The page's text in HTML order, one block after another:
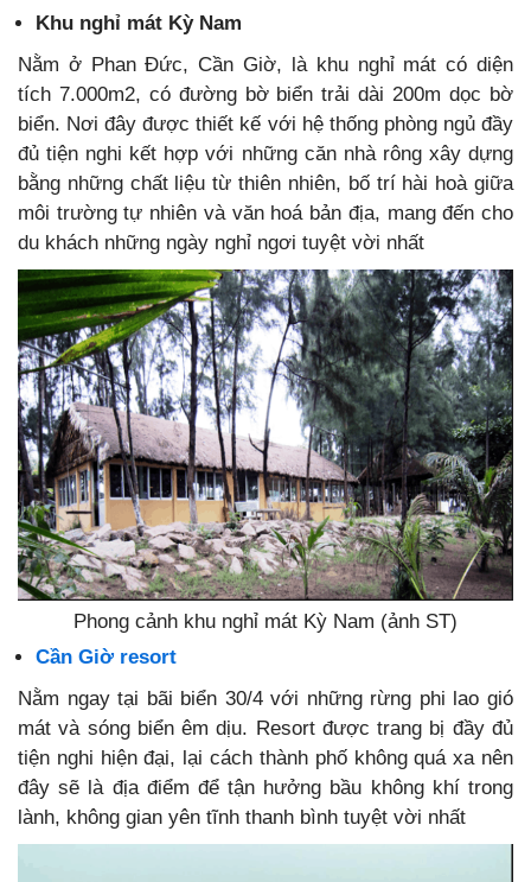
Khu nghỉ mát Kỳ Nam
Nằm ở Phan Đức, Cần Giờ, là khu nghỉ mát có diện
tích 7.000m2, có đường bờ biển trải dài 200m dọc bờ
biển. Nơi đây được thiết kế với hệ thống phòng ngủ đầy
đủ tiện nghi kết hợp với những căn nhà rông xây dựng
bằng những chất liệu từ thiên nhiên, bố trí hài hoà giữa
môi trường tự nhiên và văn hoá bản địa, mang đến cho
du khách những ngày nghỉ ngơi tuyệt vời nhất
Phong cảnh khu nghỉ mát Kỳ Nam (ảnh ST)
Cần Giờ resort
Nằm ngay tại bãi biển 30/4 với những rừng phi lao gió
mát và sóng biển êm dịu. Resort được trang bị đầy đủ
tiện nghi hiện đại, lại cách thành phố không quá xa nên
đây sẽ là địa điểm để tận hưởng bầu không khí trong
lành, không gian yên tĩnh thanh bình tuyệt vời nhất